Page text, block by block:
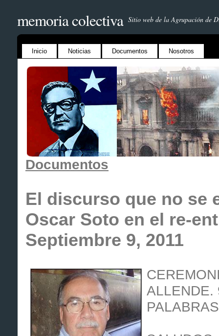
memoria colectiva Sitio web de la Agrupación de
Inicio Noticias Documentos Nosotros
Documentos
El discurso que no se
Oscar Soto en el re-
Septiembre 9, 2011
ALLENDE.